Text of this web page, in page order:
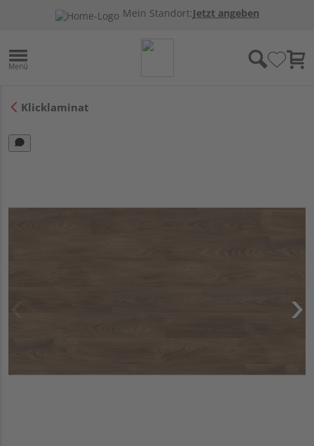
Mein Standort:Jetzt angeben
Klicklaminat